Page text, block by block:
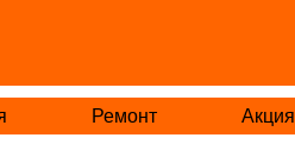
Ремонт Акция